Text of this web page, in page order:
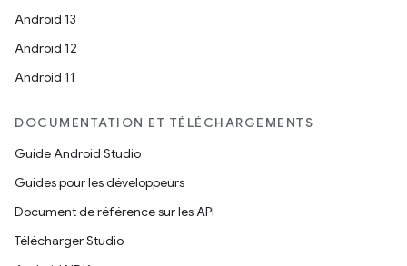
Android 13
Android 12
Android 11
DOCUMENTATION ET TÉLÉCHARGEMENTS
Guide Android Studio
Guides pour les développeurs
Document de référence sur les API
Télécharger Studio